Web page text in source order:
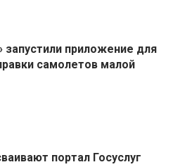
запустили приложение для
самолетов малой
портал Госуслуг